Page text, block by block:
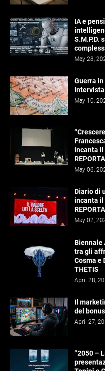
IA e
S.M.P.D.
May 28,
Guerra
May 10,
incanta il
May 06,
Diario di
incanta il
May 02,
Biennale
tra gli
Cosma e
THETIS
April 28,
Il
del
April 27,
“2050 –